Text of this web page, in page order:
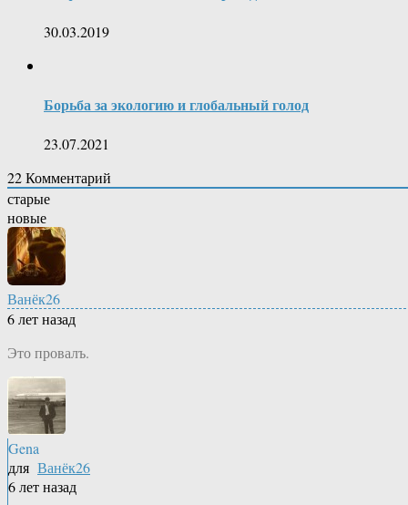
30.03.2019
Борьба за экологию и глобальный голод
23.07.2021
22Комментарий
старые
новые
Ванёк26
6 лет назад
Это провалъ.
Gena
для Ванёк26
6 лет назад